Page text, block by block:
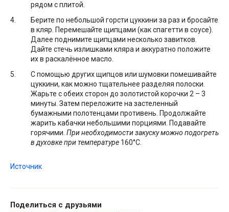
рядом с плитой.
Берите по небольшой горсти цуккини за раз и бросайте
в кляр. Перемешайте щипцами (как спагетти в соусе).
Далее поднимите щипцами несколько завитков.
Дайте стечь излишками кляра и аккуратно положите
их в раскалённое масло.
С помощью других щипцов или шумовки помешивайте
цуккини, как можно тщательнее разделяя полоски.
Жарьте с обеих сторон до золотистой корочки 2 – 3
минуты. Затем переложите на застеленный
бумажными полотенцами противень. Продолжайте
жарить кабачки небольшими порциями. Подавайте
горячими. При необходимости закуску можно подогреть
в духовке при температуре 160°С.
Источник
Поделиться с друзьями